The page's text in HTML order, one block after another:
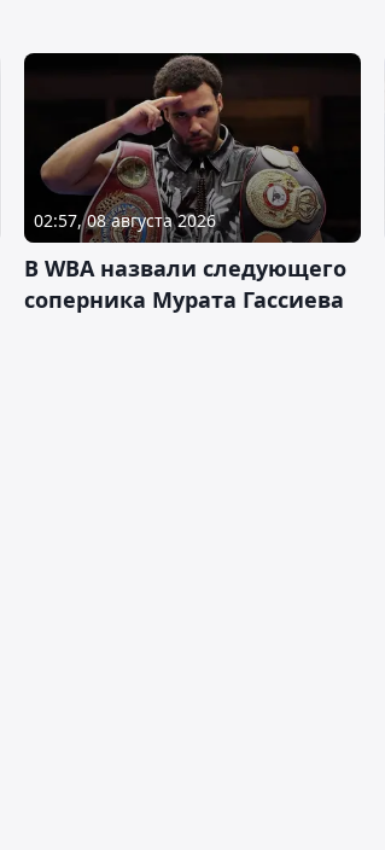
02:57, 08 августа 2026
В WBA назвали следующего
соперника Мурата Гассиева